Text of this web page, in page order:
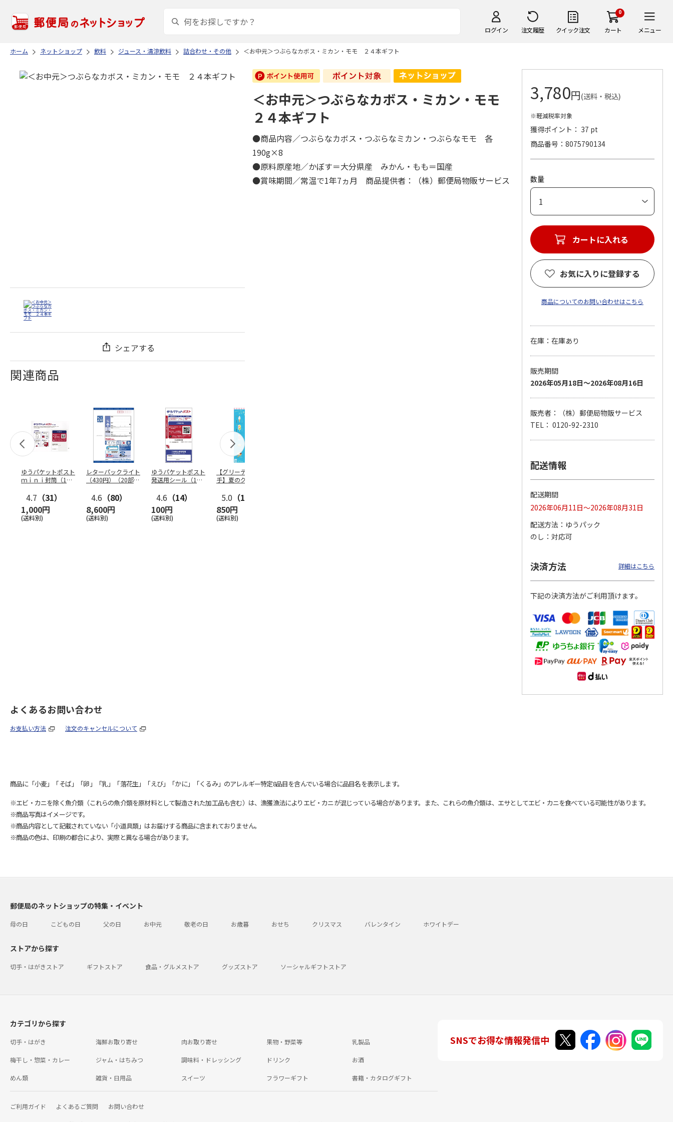
ログイン 注文履歴 クイック注文
0
カート メニュー
ホーム ネットショップ 飲料 ジュース・清涼飲料 詰合わせ・その他 ＜お中元＞つぶらなカボス・ミカン・モモ ２４本ギフト
シェアする
関連商品
ゆうパケットポスト
ｍｉｎｉ封筒（1個
4.7 （31）
1,000円
(送料別)
レターパックライト
（430円）（20部セ
4.6 （80）
8,600円
(送料別)
ゆうパケットポスト
発送用シール（1個
4.6 （14）
100円
(送料別)
【グリーティング切
手】夏のグリーティ
5.0 （10）
850円
(送料別)
手】ハッピーグリー
【グリーティング切
手】グリーティング
円…
4.8（11）
5,500円
通切手・千鳥（1シ
11,000円
＜お中元＞つぶらなカボス・ミカン・モモ
２４本ギフト
●商品内容／つぶらなカボス・つぶらなミカン・つぶらなモモ 各
190g×8
●原料原産地／かぼす＝大分県産 みかん・もも＝国産
●賞味期間／常温で1年7ヵ月 商品提供者：（株）郵便局物販サービス
3,780円(送料・税込)
※軽減税率対象
獲得ポイント： 37 pt
商品番号
8075790134
数量
カートに入れる
お気に入りに登録する
商品についてのお問い合わせはこちら
在庫：在庫あり
販売期間
2026年05月18日～2026年08月16日
販売者：（株）郵便局物販サービス
TEL： 0120-92-2310
配送情報
配送期間
2026年06月11日～2026年08月31日
配送方法
ゆうパック
のし
対応可
決済方法 詳細はこちら
下記の決済方法がご利用頂けます。
よくあるお問い合わせ
お支払い方法 注文のキャンセルについて
商品に「小麦」「そば」「卵」「乳」「落花生」「えび」「かに」「くるみ」のアレルギー特定8品目を含んでいる場合に品目名を表示します。
※エビ・カニを除く魚介類（これらの魚介類を原材料として製造された加工品も含む）は、漁獲漁法によりエビ・カニが混じっている場合があります。また、これらの魚介類は、エサとしてエビ・カニを食べている可能性があります。
※商品写真はイメージです。
※商品内容として記載されていない「小道具類」はお届けする商品に含まれておりません。
※商品の色は、印刷の都合により、実際と異なる場合があります。
郵便局のネットショップの特集・イベント
母の日 こどもの日 父の日 お中元 敬老の日 お歳暮 おせち クリスマス バレンタイン ホワイトデー
ストアから探す
切手・はがきストア ギフトストア 食品・グルメストア グッズストア ソーシャルギフトストア
カテゴリから探す
切手・はがき 海鮮お取り寄せ 肉お取り寄せ 果物・野菜等 乳製品
梅干し・惣菜・カレー ジャム・はちみつ 調味料・ドレッシング ドリンク お酒
めん類 雑貨・日用品 スイーツ フラワーギフト 書籍・カタログギフト
ご利用ガイド よくあるご質問 お問い合わせ
SNSでお得な情報発信中